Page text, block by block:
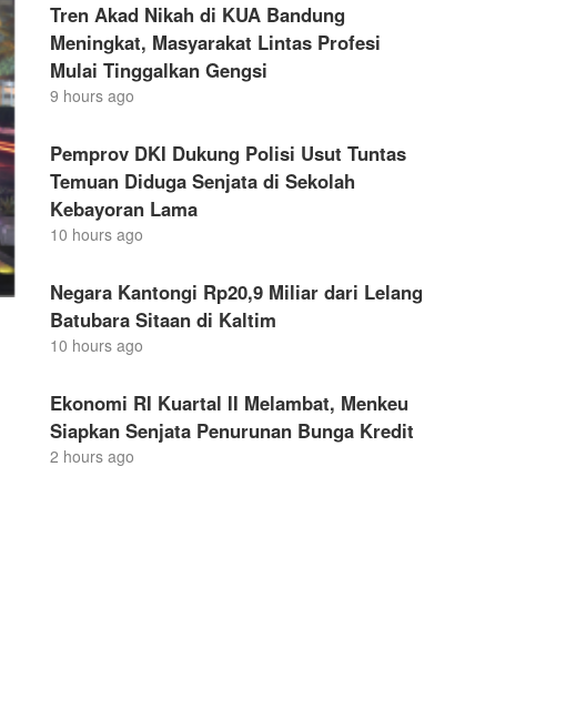
Tren Akad Nikah di KUA Bandung
Meningkat, Masyarakat Lintas Profesi
Mulai Tinggalkan Gengsi
9 hours ago
Pemprov DKI Dukung Polisi Usut Tuntas
Temuan Diduga Senjata di Sekolah
Kebayoran Lama
10 hours ago
Negara Kantongi Rp20,9 Miliar dari Lelang
Batubara Sitaan di Kaltim
10 hours ago
Ekonomi RI Kuartal II Melambat, Menkeu
Siapkan Senjata Penurunan Bunga Kredit
2 hours ago